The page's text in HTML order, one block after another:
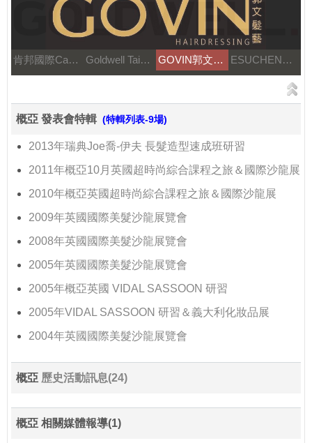
肯邦國際Canbran Goldwell Taiwan GOVIN郭文髮藝 ESUCHEN藝思晨
概亞 發表會特輯 (特輯列表-9場)
2013年瑞典Joe喬-伊夫 長髮造型速成班研習
2011年概亞10月英國超時尚綜合課程之旅＆國際沙龍展
2010年概亞英國超時尚綜合課程之旅＆國際沙龍展
2009年英國國際美髮沙龍展覽會
2008年英國國際美髮沙龍展覽會
2005年英國國際美髮沙龍展覽會
2005年概亞英國 VIDAL SASSOON 研習
2005年VIDAL SASSOON 研習＆義大利化妝品展
2004年英國國際美髮沙龍展覽會
概亞 歷史活動訊息(24)
概亞 相關媒體報導(1)